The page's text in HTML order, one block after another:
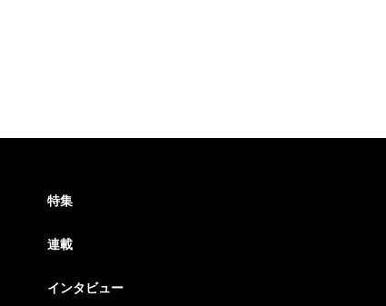
特集
連載
インタビュー